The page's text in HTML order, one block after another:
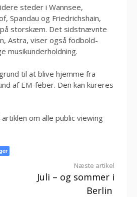
steder i Wannsee,
Spandau og Friedrichshain,
storskæm. Det sidstnævnte
Astra, viser også fodbold-
musikunderholdning.
til at blive hjemme fra
af EM-feber. Den kan kureres
om alle public viewing
Næste artikel
Juli – og sommer i
Berlin